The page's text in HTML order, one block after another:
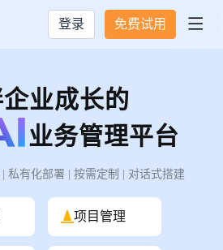
登录 免费试用 
企业成长的
业务管理平台
私有化部署 | 按需定制 | 对话式搭建
项目管理